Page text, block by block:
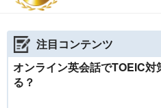
注目コンテンツ
オンライン英会話でTOEIC対
る？